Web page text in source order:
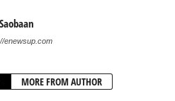
Saobaan
enewsup.com
MORE FROM AUTHOR